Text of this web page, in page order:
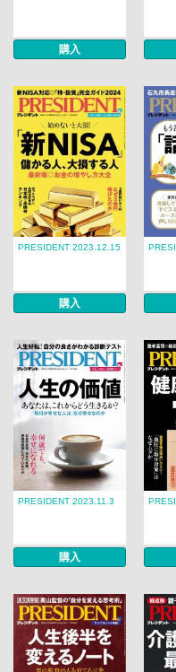
購入
PRESIDENT 2023.12.15
購入
PRESIDENT 2023.11.3
購入